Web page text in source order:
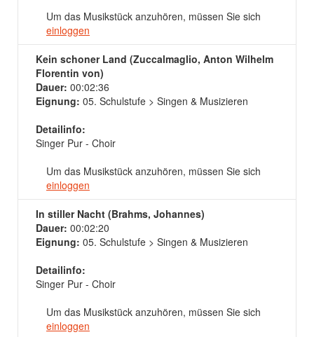
Um das Musikstück anzuhören, müssen Sie sich
einloggen
Kein schoner Land (Zuccalmaglio, Anton Wilhelm
Florentin von)
Dauer: 00:02:36
Eignung: 05. Schulstufe > Singen & Musizieren
Detailinfo:
Singer Pur - Choir
Um das Musikstück anzuhören, müssen Sie sich
einloggen
In stiller Nacht (Brahms, Johannes)
Dauer: 00:02:20
Eignung: 05. Schulstufe > Singen & Musizieren
Detailinfo:
Singer Pur - Choir
Um das Musikstück anzuhören, müssen Sie sich
einloggen